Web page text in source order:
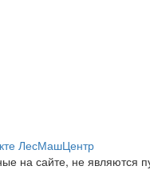
ЛесМашЦентр
на сайте, не являются